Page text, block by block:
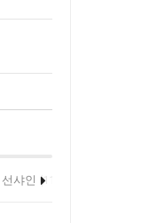
선샤인 (11)